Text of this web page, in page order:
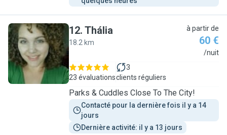
T
12. Thália
18.2 km
à partir de
60 €
/nuit
23 évaluations
3
clients réguliers
Parks & Cuddles Close To The City!
Contacté pour la dernière fois il y a 14
jours
Dernière activité: il y a 13 jours